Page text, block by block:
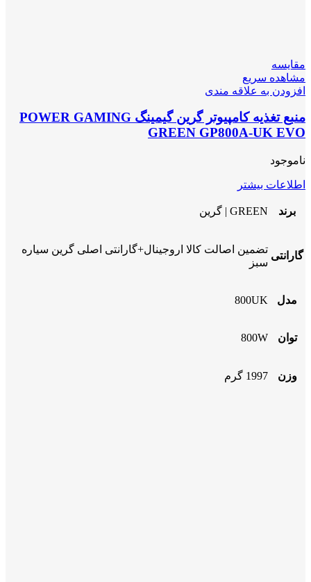
مقایسه
مشاهده سریع
افزودن به علاقه مندی
منبع تغذیه کامپیوتر گرین گیمینگ POWER GAMING
GREEN GP800A-UK EVO
ناموجود
اطلاعات بیشتر
برند GREEN | گرین
گارانتی
تضمین اصالت کالا اروجینال+گارانتی اصلی گرین سیاره
سبز
مدل 800UK
توان 800W
وزن 1997 گرم